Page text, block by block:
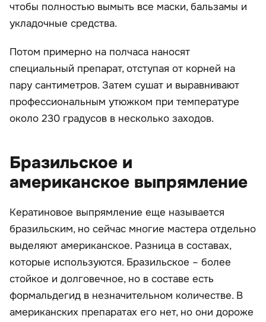
чтобы полностью вымыть все маски, бальзамы и
укладочные средства.
Потом примерно на полчаса наносят
специальный препарат, отступая от корней на
пару сантиметров. Затем сушат и выравнивают
профессиональным утюжком при температуре
около 230 градусов в несколько заходов.
Бразильское и
американское выпрямление
Кератиновое выпрямление еще называется
бразильским, но сейчас многие мастера отдельно
выделяют американское. Разница в составах,
которые используются. Бразильское – более
стойкое и долговечное, но в составе есть
формальдегид в незначительном количестве. В
американских препаратах его нет, но они дороже